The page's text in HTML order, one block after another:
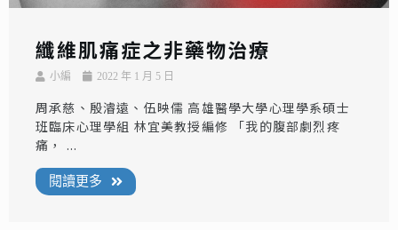
纖維肌痛症之非藥物治療
小編 2022 年 1 月 5 日
周承慈、殷濬遠、伍映儒 高雄醫學大學心理學系碩士
班臨床心理學組 林宜美教授編修 「我的腹部劇烈疼
痛， ...
閱讀更多